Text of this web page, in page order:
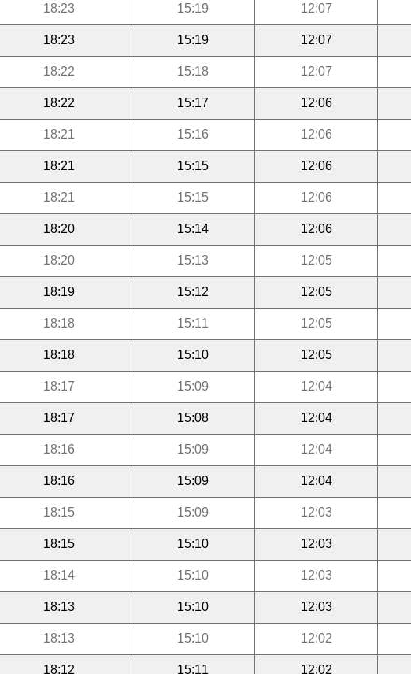
12:07
15:19
18:23
12:07
15:19
18:23
12:07
15:18
18:22
12:06
15:17
18:22
12:06
15:16
18:21
12:06
15:15
18:21
12:06
15:15
18:21
12:06
15:14
18:20
12:05
15:13
18:20
12:05
15:12
18:19
12:05
15:11
18:18
12:05
15:10
18:18
12:04
15:09
18:17
12:04
15:08
18:17
12:04
15:09
18:16
12:04
15:09
18:16
12:03
15:09
18:15
12:03
15:10
18:15
12:03
15:10
18:14
12:03
15:10
18:13
12:02
15:10
18:13
12:02
15:11
18:12